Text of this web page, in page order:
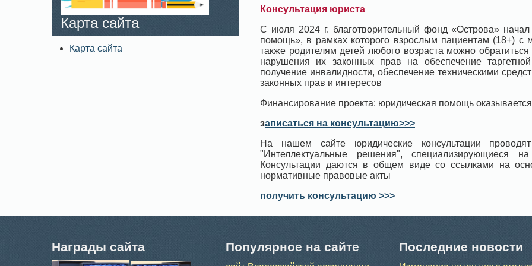
Консультация юриста
С июля 2024 г. благотворительный фонд «Острова»
помощь», в рамках которого взрослым пациентам (18+) с
также родителям детей любого возраста можно
нарушения их законных прав на обеспечение
получение инвалидности, обеспечение техническими
законных прав и интересов
Финансирование проекта: юридическая помощь
записаться на консультацию>>>
На нашем сайте юридические консультации
"Интеллектуальные решения", специализирующиеся
Консультации даются в общем виде со ссылками на
нормативные правовые акты
получить консультацию >>>
Карта сайта
Карта сайта
Награды сайта Популярное на сайте Последние новости